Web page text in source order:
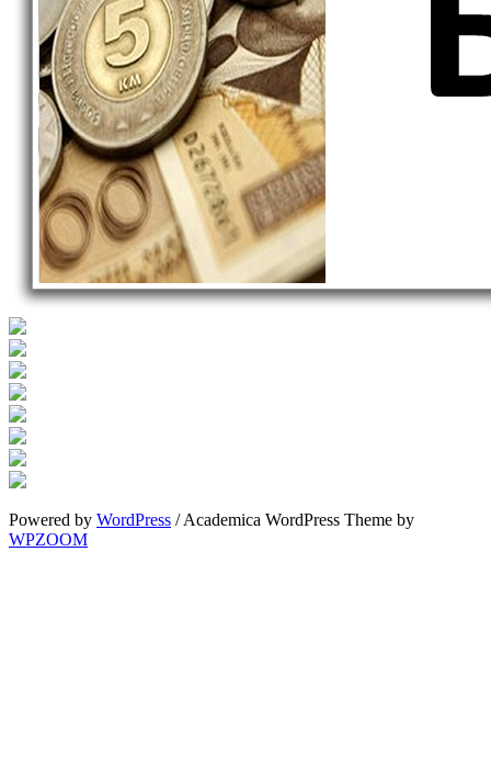
Powered by WordPress / Academica WordPress Theme by
WPZOOM